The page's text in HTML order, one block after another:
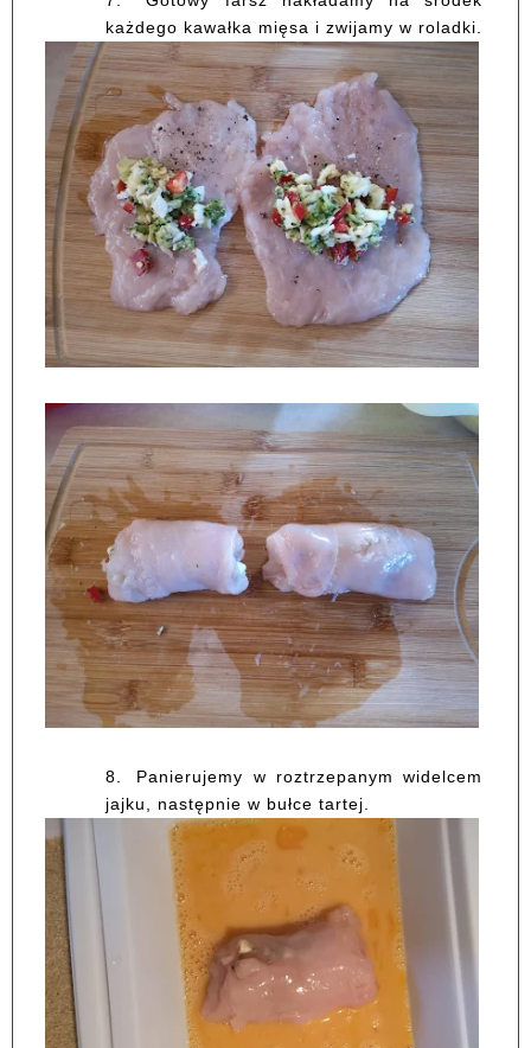
każdego kawałka mięsa i zwijamy w roladki.
8.
Panierujemy w roztrzepanym widelcem
jajku, następnie w bułce tartej.